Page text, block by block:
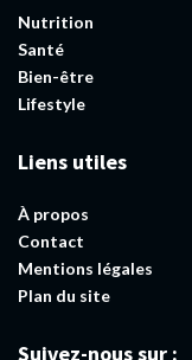
Nutrition
Santé
Bien-être
Lifestyle
Liens utiles
À propos
Contact
Mentions légales
Plan du site
Suivez-nous sur :